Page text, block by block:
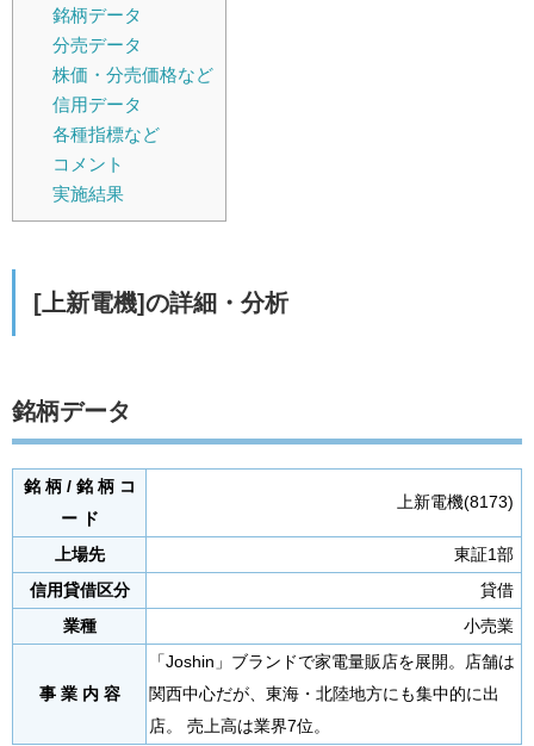
銘柄データ
分売データ
株価・分売価格など
信用データ
各種指標など
コメント
実施結果
[上新電機]の詳細・分析
銘柄データ
銘 柄 / 銘 柄 コ
ー ド
上新電機(8173)
上場先
東証1部
信用貸借区分
貸借
業種
小売業
事 業 内 容
「Joshin」ブランドで家電量販店を展開。店舗は
関西中心だが、東海・北陸地方にも集中的に出
店。 売上高は業界7位。